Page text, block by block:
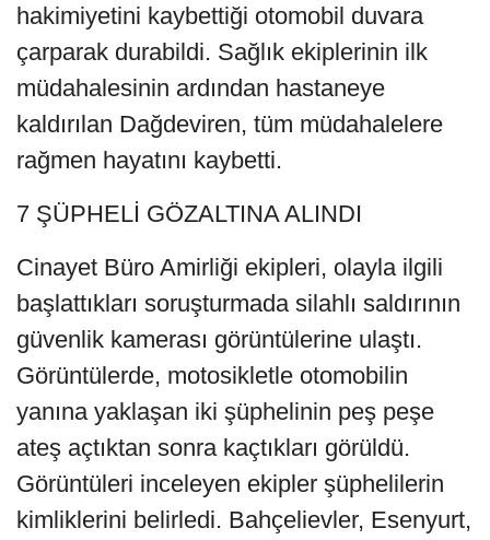
hakimiyetini kaybettiği otomobil duvara
çarparak durabildi. Sağlık ekiplerinin ilk
müdahalesinin ardından hastaneye
kaldırılan Dağdeviren, tüm müdahalelere
rağmen hayatını kaybetti.
7 ŞÜPHELİ GÖZALTINA ALINDI
Cinayet Büro Amirliği ekipleri, olayla ilgili
başlattıkları soruşturmada silahlı saldırının
güvenlik kamerası görüntülerine ulaştı.
Görüntülerde, motosikletle otomobilin
yanına yaklaşan iki şüphelinin peş peşe
ateş açtıktan sonra kaçtıkları görüldü.
Görüntüleri inceleyen ekipler şüphelilerin
kimliklerini belirledi. Bahçelievler, Esenyurt,